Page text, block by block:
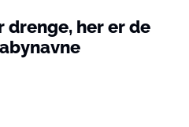
drenge, her er de